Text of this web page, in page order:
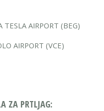
TESLA AIRPORT (BEG)
AIRPORT (VCE)
ZA PRTLJAG: